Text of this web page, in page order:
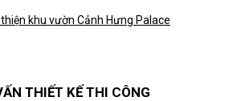
khu vườn Cảnh Hưng Palace
THIẾT KẾ THI CÔNG